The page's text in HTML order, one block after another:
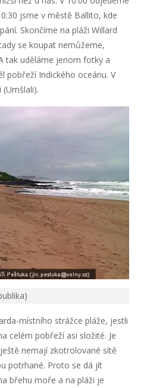
jsme v městě Ballito, kde
Skončíme na pláži Willard
se koupat nemůžeme,
tak uděláme jenom fotky a
pobřeží Indického oceánu. V
místního strážce pláže, jestli
celém pobřeží asi složité. Je
nemají zkotrolované sítě
potrhané. Proto se dá jít
břehu moře a na pláži je